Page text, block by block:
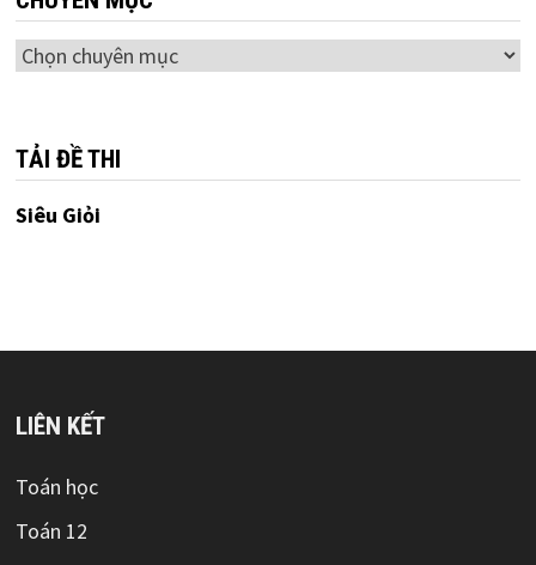
Chuyên
TẢI ĐỀ THI
Siêu Giỏi
LIÊN KẾT
Toán học
Toán 12